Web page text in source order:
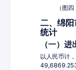
（图
二、绵
统计
（一）
以人民币计